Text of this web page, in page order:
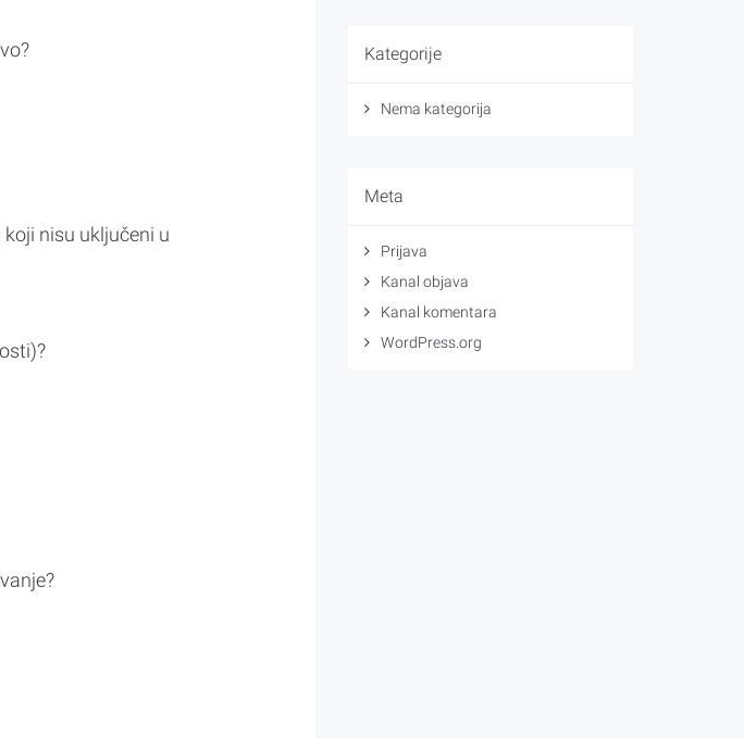
nisu uključeni u
Kategorije
Nema kategorija
Meta
Prijava
Kanal objava
Kanal komentara
WordPress.org